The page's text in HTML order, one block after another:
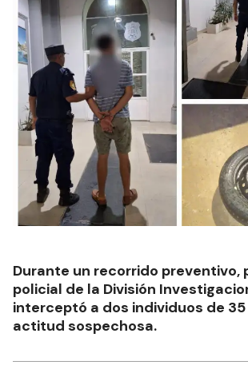
Durante un recorrido preventivo,
policial de la División
interceptó a dos individuos de
actitud sospechosa.